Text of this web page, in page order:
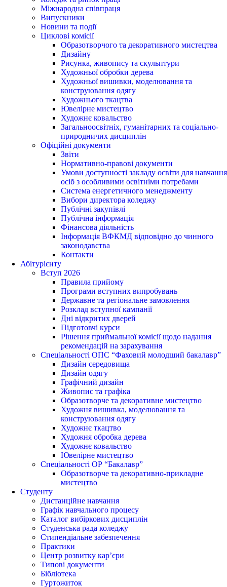
Міжнародна співпраця
Випускники
Новини та події
Циклові комісії
Образотворчого та декоративного мистецтва
Дизайну
Рисунка, живопису та скульптури
Художньої обробки дерева
Художньої вишивки, моделювання та
конструювання одягу
Художнього ткацтва
Ювелірне мистецтво
Художнє ковальство
Загальноосвітніх, гуманітарних та соціально-
природничих дисциплін
Офіційні документи
Звіти
Нормативно-правові документи
Умови доступності закладу освіти для навчання
осіб з особливими освітніми потребами
Система енергетичного менеджменту
Вибори директора коледжу
Публічні закупівлі
Публічна інформація
Фінансова діяльність
Інформація ВФКМД відповідно до чинного
законодавства
Контакти
Абітурієнту
Вступ 2026
Правила прийому
Програми вступних випробувань
Державне та регіональне замовлення
Розклад вступної кампанії
Дні відкритих дверей
Підготовчі курси
Рішення приймальної комісії щодо надання
рекомендацій на зарахування
Спеціальності ОПС “Фаховий молодший бакалавр”
Дизайн середовища
Дизайн одягу
Графічний дизайн
Живопис та графіка
Образотворче та декоративне мистецтво
Художня вишивка, моделювання та
конструювання одягу
Художнє ткацтво
Художня обробка дерева
Художнє ковальство
Ювелірне мистецтво
Спеціальності ОР “Бакалавр”
Образотворче та декоративно-прикладне
мистецтво
Студенту
Дистанційне навчання
Графік навчального процесу
Каталог вибіркових дисциплін
Студенська рада коледжу
Стипендіальне забезпечення
Практики
Центр розвитку кар’єри
Типові документи
Бібліотека
Гуртожиток